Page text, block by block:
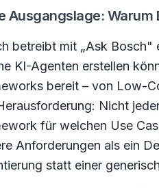
Ausgangslage:
betreibt mit „Ask
KI-Agenten erstellen
bereit – von Low-
Nicht
für welchen Use
Anforderungen als ein
statt einer